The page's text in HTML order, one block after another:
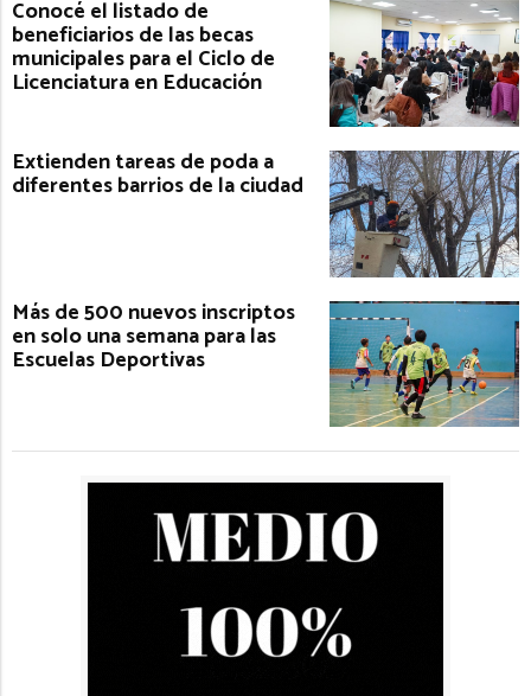
Conocé el listado de
beneficiarios de las becas
municipales para el Ciclo de
Licenciatura en Educación
Extienden tareas de poda a
diferentes barrios de la ciudad
Más de 500 nuevos inscriptos
en solo una semana para las
Escuelas Deportivas